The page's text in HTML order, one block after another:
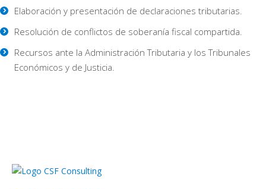
Elaboración y presentación de declaraciones tributarias.
Resolución de conflictos de soberanía fiscal compartida.
Recursos ante la Administración Tributaria y los Tribunales
Económicos y de Justicia.